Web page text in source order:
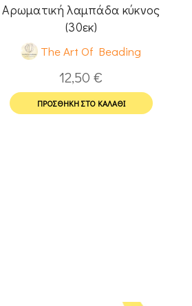
Αρωματική λαμπάδα κύκνος
(30εκ)
The Art Of Beading
12,50€
ΠΡΟΣΘΉΚΗ ΣΤΟ ΚΑΛΆΘΙ